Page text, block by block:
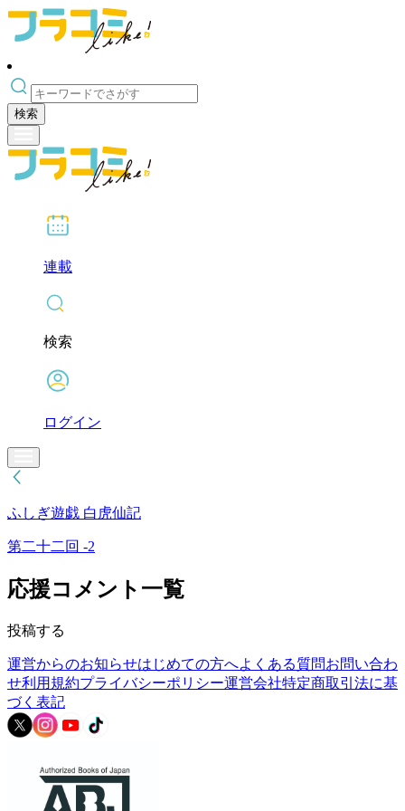
検索
連載
検索
ログイン
ふしぎ遊戯 白虎仙記
第二十二回 -2
応援コメント一覧
投稿する
運営からのお知らせはじめての方へよくある質問お問い合わ
せ利用規約プライバシーポリシー運営会社特定商取引法に基
づく表記